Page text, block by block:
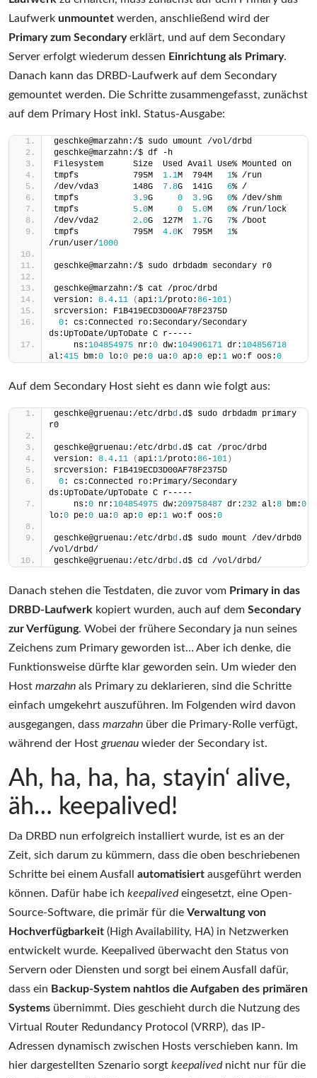
Laufwerk unmountet werden, anschließend wird der
Primary zum Secondaryerklärt, und auf dem Secondary
Server erfolgt wiederum dessen Einrichtung als Primary.
Danach kann das DRBD-Laufwerk auf dem Secondary
gemountet werden. Die Schritte zusammengefasst, zunächst
auf dem Primary Host inkl. Status-Ausgabe:
geschke@marzahn:/$ sudo umount /vol/drbd
geschke@marzahn:/$ df -h
Filesystem      Size  Used Avail Use% Mounted on
tmpfs           795M 1.1M  794M 1% /run
/dev/vda3       148G 7.8G  141G 6% /
tmpfs 3.9G 0 3.9G 0% /dev/shm
tmpfs 5.0M 0 5.0M 0% /run/lock
/dev/vda2 2.0G  127M 1.7G 7% /boot
tmpfs           795M 4.0K  795M 1%
/run/user/1000
geschke@marzahn:/$ sudo drbdadm secondary r0
geschke@marzahn:/$ cat /proc/drbd
version: 8.4.11 (api:1/proto:86-101 )
srcversion: F1B419ECD3D00AF78F2375D
0: cs:Connected ro:Secondary/Secondary
ds:UpToDate/UpToDate C r-----
    ns:
104854975 nr:0 dw:104906171 dr:104856718
al:415 bm:0 lo:0 pe:0 ua:0 ap:0 ep:1 wo:f oos:0
Auf dem Secondary Host sieht es dann wie folgt aus:
geschke@gruenau:/etc/drbd.d$ sudo drbdadm primary
r0
geschke@gruenau:/etc/drbd.d$ cat /proc/drbd
version: 8.4.11 (api:1/proto:86-101 )
srcversion: F1B419ECD3D00AF78F2375D
0: cs:Connected ro:Primary/Secondary
ds:UpToDate/UpToDate C r-----
    ns:
0 nr:104854975 dw:209758487 dr:232 al:8 bm:0
lo:0 pe:0 ua:0 ap:0 ep:1 wo:f oos:0
geschke@gruenau:/etc/drbd.d$ sudo mount /dev/drbd0
/vol/drbd/
geschke@gruenau:/etc/drbd.d$ cd /vol/drbd/
Danach stehen die Testdaten, die zuvor vom Primary in das
DRBD-Laufwerk kopiert wurden, auch auf dem Secondary
zur Verfügung. Wobei der frühere Secondary ja nun seines
Zeichens zum Primary geworden ist… Aber ich denke, die
Funktionsweise dürfte klar geworden sein. Um wieder den
Host marzahn als Primary zu deklarieren, sind die Schritte
einfach umgekehrt auszuführen. Im Folgenden wird davon
ausgegangen, dass marzahn über die Primary-Rolle verfügt,
während der Host gruenau wieder der Secondary ist.
Ah, ha, ha, ha, stayin‘ alive,
äh… keepalived!
Da DRBD nun erfolgreich installiert wurde, ist es an der
Zeit, sich darum zu kümmern, dass die oben beschriebenen
Schritte bei einem Ausfall automatisiert ausgeführt werden
können. Dafür habe ich keepalivedeingesetzt, eine Open-
Source-Software, die primär für die Verwaltung von
Hochverfügbarkeit (High Availability, HA) in Netzwerken
entwickelt wurde. Keepalived überwacht den Status von
Servern oder Diensten und sorgt bei einem Ausfall dafür,
dass ein Backup-System nahtlos die Aufgaben des primären
Systems übernimmt. Dies geschieht durch die Nutzung des
Virtual Router Redundancy Protocol (VRRP), das IP-
Adressen dynamisch zwischen Hosts verschieben kann. Im
hier dargestellten Szenario sorgt keepalivednicht nur für die